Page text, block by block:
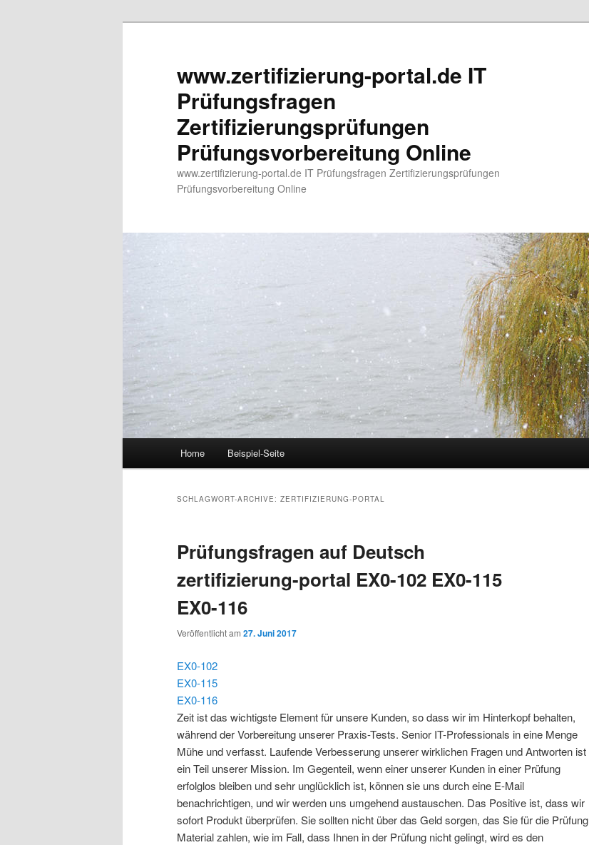
www.zertifizierung-portal.de IT
Prüfungsfragen
Zertifizierungsprüfungen
Prüfungsvorbereitung Online
www.zertifizierung-portal.de IT Prüfungsfragen Zertifizierungsprüfungen
Prüfungsvorbereitung Online
Zum Inhalt wechseln
Zum sekundären Inhalt wechseln
Home Beispiel-Seite
SCHLAGWORT-ARCHIVE: ZERTIFIZIERUNG-PORTAL
Prüfungsfragen auf Deutsch
zertifizierung-portal EX0-102 EX0-115
EX0-116
Veröffentlicht am 27. Juni 2017
EX0-102
EX0-115
EX0-116
Zeit ist das wichtigste Element für unsere Kunden, so dass wir im Hinterkopf behalten,
während der Vorbereitung unserer Praxis-Tests. Senior IT-Professionals in eine Menge
Mühe und verfasst. Laufende Verbesserung unserer wirklichen Fragen und Antworten ist
ein Teil unserer Mission. Im Gegenteil, wenn einer unserer Kunden in einer Prüfung
erfolglos bleiben und sehr unglücklich ist, können sie uns durch eine E-Mail
benachrichtigen, und wir werden uns umgehend austauschen. Das Positive ist, dass wir
sofort Produkt überprüfen. Sie sollten nicht über das Geld sorgen, das Sie für die Prüfung
Material zahlen, wie im Fall, dass Ihnen in der Prüfung nicht gelingt, wird es den